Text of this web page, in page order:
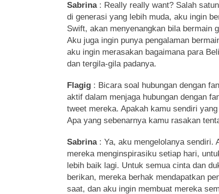
Sabrina: Really really want? Salah
di generasi yang lebih muda, aku ingin
Swift, akan menyenangkan bila bermain
Aku juga ingin punya pengalaman
aku ingin merasakan bagaimana para
dan tergila-gila padanya.
Flagig : Bicara soal hubungan dengan
aktif dalam menjaga hubungan dengan
tweet mereka. Apakah kamu sendiri
Apa yang sebenarnya kamu rasakan
Sabrina: Ya, aku mengelolanya sendiri.
mereka menginspirasiku setiap hari,
lebih baik lagi. Untuk semua cinta dan
berikan, mereka berhak mendapatkan
saat, dan aku ingin membuat mereka